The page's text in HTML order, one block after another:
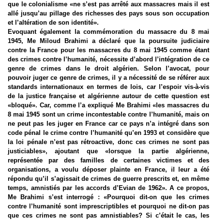
que le colonialisme «ne s’est pas arrêté aux massacres mais il est
allé jusqu’au pillage des richesses des pays sous son occupation
et l’altération de son identité».
Evoquant également la commémoration du massacre du 8 mai
1945, Me Miloud Brahimi a déclaré que la poursuite judiciaire
contre la France pour les massacres du 8 mai 1945 comme étant
des crimes contre l’humanité, nécessite d’abord l’intégration de ce
genre de crimes dans le droit algérien. Selon l’avocat, pour
pouvoir juger ce genre de crimes, il y a nécessité de se référer aux
standards internationaux en termes de lois, car l’espoir vis-à-vis
de la justice française et algérienne autour de cette question est
«bloqué». Car, comme l’a expliqué Me Brahimi «les massacres du
8 mai 1945 sont un crime incontestable contre l’humanité, mais on
ne peut pas les juger en France car ce pays n’a intégré dans son
code pénal le crime contre l’humanité qu’en 1993 et considère que
la loi pénale n’est pas rétroactive, donc ces crimes ne sont pas
justiciables», ajoutant que «lorsque la partie algérienne,
représentée par des familles de certaines victimes et des
organisations, a voulu déposer plainte en France, il leur a été
répondu qu’il s’agissait de crimes de guerre prescrits et, en même
temps, amnistiés par les accords d’Evian de 1962». A ce propos,
Me Brahimi s’est interrogé : «Pourquoi dit-on que les crimes
contre l’humanité sont imprescriptibles et pourquoi ne dit-on pas
que ces crimes ne sont pas amnistiables? Si c’était le cas, les